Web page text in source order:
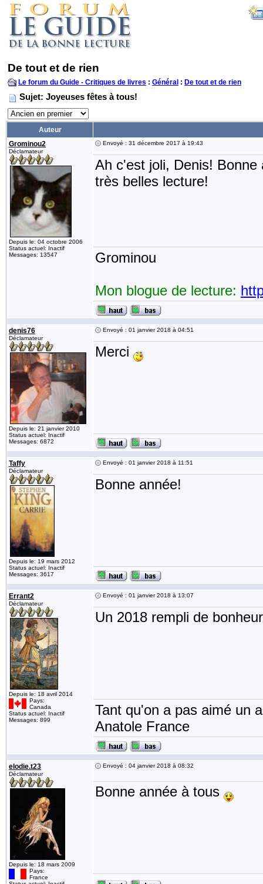
De tout et de rien
Le forum du Guide - Critiques de livres : Général : De tout et de rien
Sujet: Joyeuses fêtes à tous!
Auteur
Grominou2
Déclamateur
Depuis le: 04 octobre 2006
Status actuel: Inactif
Messages: 13547
Envoyé : 31 décembre 2017 à 19:43
Ah c'est joli, Denis!
très belles lecture!
Grominou
Mon blogue de lecture:
denis76
Déclamateur
Depuis le: 21 janvier 2010
Status actuel: Inactif
Messages: 6872
Envoyé : 01 janvier 2018 à 04:51
Merci
Taffy
Déclamateur
Depuis le: 19 mars 2012
Status actuel: Inactif
Messages: 3617
Envoyé : 01 janvier 2018 à 11:51
Bonne année!
Errant2
Déclamateur
Depuis le: 18 avril 2014
Pays:
Canada
Status actuel: Inactif
Messages: 899
Envoyé : 01 janvier 2018 à 13:07
Un 2018 rempli de
Tant qu'on a pas aimé un
Anatole France
elodie.t23
Déclamateur
Depuis le: 18 mars 2009
Pays:
France
Envoyé : 04 janvier 2018 à 08:32
Bonne année à tous